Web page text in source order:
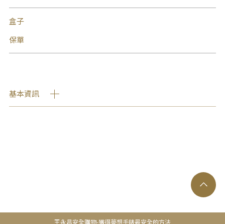
盒子
保單
基本資訊
王永昌安全購物-獲得夢想手錶最安全的方法